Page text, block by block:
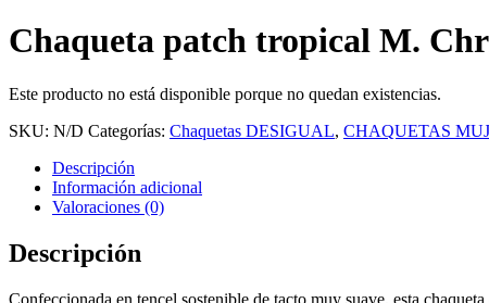
Chaqueta patch tropical M.
Este producto no está disponible porque no quedan existencias.
SKU: N/D Categorías: Chaquetas DESIGUAL, CHAQUETAS
Descripción
Información adicional
Valoraciones (0)
Descripción
Confeccionada en tencel sostenible de tacto muy suave, esta